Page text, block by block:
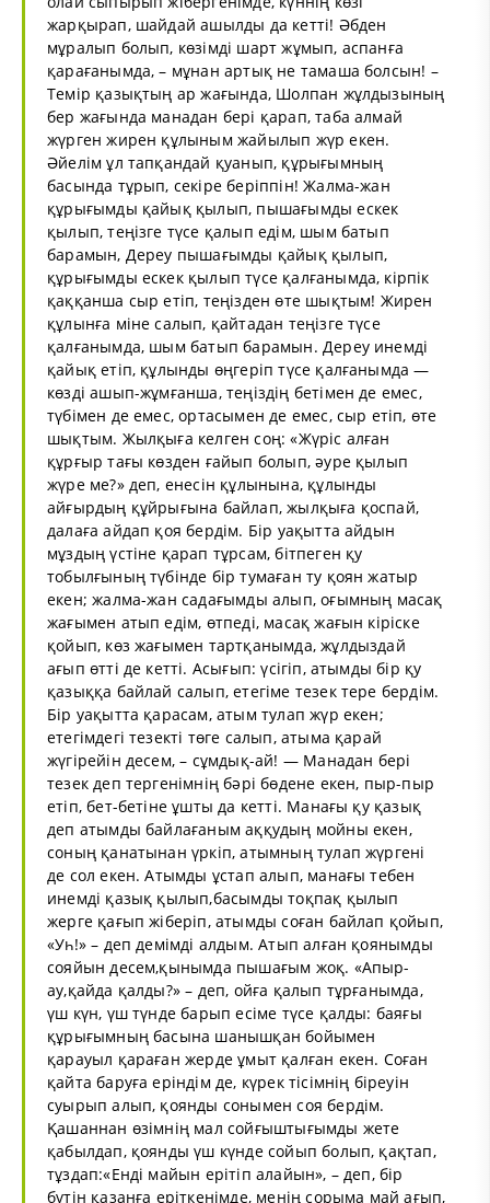
жарқырап, шайдай ашылды да кетті! Әбден
мұралып болып, көзімді шарт жұмып, аспанға
қарағанымда, – мұнан артық не тамаша болсын! –
Темір қазықтың ар жағында, Шолпан жұлдызының
бер жағында манадан бері қарап, таба алмай
жүрген жирен құлыным жайылып жүр екен.
Әйелім ұл тапқандай қуанып, құрығымның
басында тұрып, секіре беріппін! Жалма-жан
құрығымды қайық қылып, пышағымды ескек
қылып, теңізге түсе қалып едім, шым батып
барамын, Дереу пышағымды қайық қылып,
құрығымды ескек қылып түсе қалғанымда, кірпік
қаққанша сыр етіп, теңізден өте шықтым! Жирен
құлынға міне салып, қайтадан теңізге түсе
қалғанымда, шым батып барамын. Дереу инемді
қайық етіп, құлынды өңгеріп түсе қалғанымда —
көзді ашып-жұмғанша, теңіздің бетімен де емес,
түбімен де емес, ортасымен де емес, сыр етіп, өте
шықтым. Жылқыға келген соң: «Жүріс алған
құрғыр тағы көзден ғайып болып, әуре қылып
жүре ме?» деп, енесін құлынына, құлынды
айғырдың құйрығына байлап, жылқыға қоспай,
далаға айдап қоя бердім. Бір уақытта айдын
мұздың үстіне қарап тұрсам, бітпеген қу
тобылғының түбінде бір тумаған ту қоян жатыр
екен; жалма-жан садағымды алып, оғымның масақ
жағымен атып едім, өтпеді, масақ жағын кіріске
қойып, көз жағымен тартқанымда, жұлдыздай
ағып өтті де кетті. Асығып: үсігіп, атымды бір қу
қазыққа байлай салып, етегіме тезек тере бердім.
Бір уақытта қарасам, атым тулап жүр екен;
етегімдегі тезекті төге салып, атыма қарай
жүгірейін десем, – сұмдық-ай! — Манадан бері
тезек деп тергенімнің бәрі бөдене екен, пыр-пыр
етіп, бет-бетіне ұшты да кетті. Манағы қу қазық
деп атымды байлағаным аққудың мойны екен,
соның қанатынан үркіп, атымның тулап жүргені
де сол екен. Атымды ұстап алып, манағы тебен
инемді қазық қылып,басымды тоқпақ қылып
жерге қағып жіберіп, атымды соған байлап қойып,
«Уһ!» – деп демімді алдым. Атып алған қоянымды
сояйын десем,қынымда пышағым жоқ. «Апыр-
ау,қайда қалды?» – деп, ойға қалып тұрғанымда,
үш күн, үш түнде барып есіме түсе қалды: баяғы
құрығымның басына шанышқан бойымен
қарауыл қараған жерде ұмыт қалған екен. Соған
қайта баруға еріндім де, күрек тісімнің біреуін
суырып алып, қоянды сонымен соя бердім.
Қашаннан өзімнің мал сойғыштығымды жете
қабылдап, қоянды үш күнде сойып болып, қақтап,
тұздап:«Енді майын ерітіп алайын», – деп, бір
бүтін қазанға еріткенімде, менің сорыма май ағып,